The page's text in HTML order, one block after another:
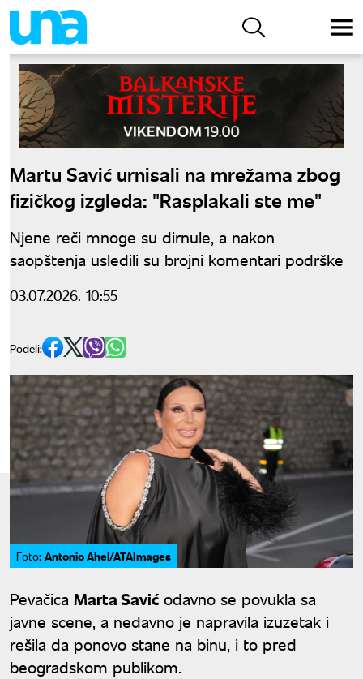
Martu Savić urnisali na mrežama zbog
fizičkog izgleda: "Rasplakali ste me"
Njene reči mnoge su dirnule, a nakon
saopštenja usledili su brojni komentari podrške
03.07.2026. 10:55
Podeli:
Foto: Antonio Ahel/ATAImages
Pevačica Marta Savić odavno se povukla sa
javne scene, a nedavno je napravila izuzetak i
rešila da ponovo stane na binu, i to pred
beogradskom publikom.